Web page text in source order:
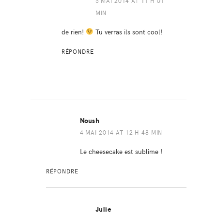
MIN
de rien! Tu verras ils sont cool!
RÉPONDRE
Noush
4 MAI 2014 AT 12 H 48 MIN
Le cheesecake est sublime !
RÉPONDRE
Julie